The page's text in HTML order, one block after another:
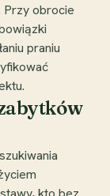
Przy obrocie
praniu